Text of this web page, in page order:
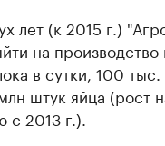
лет (к 2015 г.)
на
в сутки, 100
штук яйца (рост
с 2013 г.).